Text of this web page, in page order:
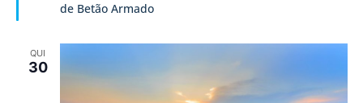
de Betão Armado
QUI
30